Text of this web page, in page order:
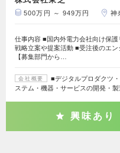
500万円 ～ 949万円 神
仕事内容 ■国内外電力会社向け保
戦略立案や提案活動 ■受注後のエ
【募集部門から…
会社概要
■デジタルプロダクツ
ステム・機器・サービスの開発・
興味あり